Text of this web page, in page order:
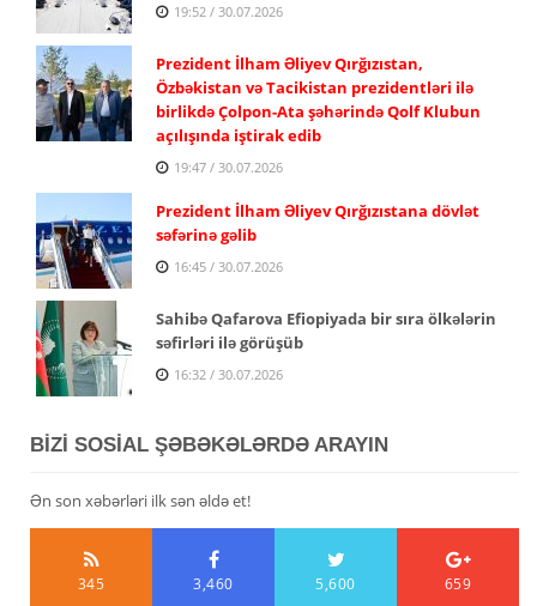
19:52 / 30.07.2026
Prezident İlham Əliyev Qırğızıstan,
Özbəkistan və Tacikistan prezidentləri ilə
birlikdə Çolpon-Ata şəhərində Qolf Klubun
açılışında iştirak edib
19:47 / 30.07.2026
Prezident İlham Əliyev Qırğızıstana dövlət
səfərinə gəlib
16:45 / 30.07.2026
Sahibə Qafarova Efiopiyada bir sıra ölkələrin
səfirləri ilə görüşüb
16:32 / 30.07.2026
BİZİ SOSİAL ŞƏBƏKƏLƏRDƏ ARAYIN
Ən son xəbərləri ilk sən əldə et!
345 3,460 5,600 659